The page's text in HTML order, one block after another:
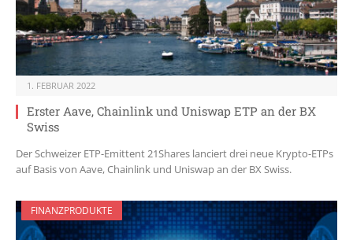
1. FEBRUAR 2022
Erster Aave, Chainlink und Uniswap ETP an der BX
Swiss
Der Schweizer ETP-Emittent 21Shares lanciert drei neue Krypto-ETPs
auf Basis von Aave, Chainlink und Uniswap an der BX Swiss.
FINANZPRODUKTE